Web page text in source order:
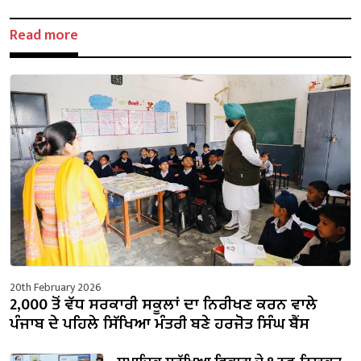
Read more
20th February 2026
2,000 ਤੋਂ ਵੱਧ ਸਰਕਾਰੀ ਸਕੂਲਾਂ ਦਾ ਨਿਰੀਖਣ ਕਰਨ ਵਾਲੇ
ਪੰਜਾਬ ਦੇ ਪਹਿਲੇ ਸਿੱਖਿਆ ਮੰਤਰੀ ਬਣੇ ਹਰਜੋਤ ਸਿੰਘ ਬੈਂਸ